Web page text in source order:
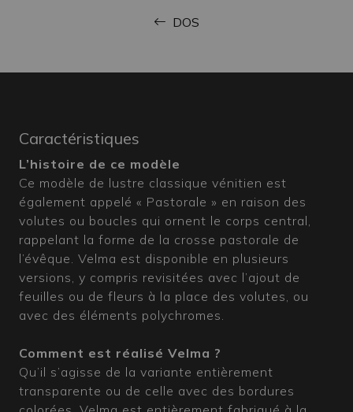
DOS
Caractéristiques
L’histoire de ce modèle
Ce modèle de lustre classique vénitien est
également appelé « Pastorale » en raison des
volutes ou boucles qui ornent le corps central,
rappelant la forme de la crosse pastorale de
l’évêque. Velma est disponible en plusieurs
versions, y compris revisitées avec l’ajout de
feuilles ou de fleurs à la place des volutes, ou
avec des éléments polychromes.
Comment est réalisé Velma ?
Qu’il s’agisse de la variante entièrement
transparente ou de celle avec des bordures